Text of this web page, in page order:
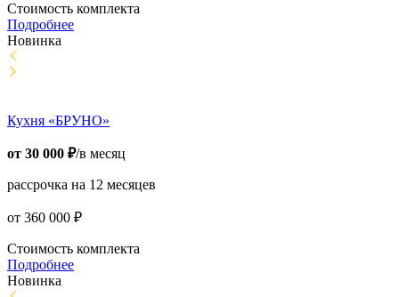
Стоимость комплекта
Подробнее
Новинка
Кухня «БРУНО»
от 30 000 ₽/в месяц
рассрочка на 12 месяцев
от 360 000 ₽
Стоимость комплекта
Подробнее
Новинка